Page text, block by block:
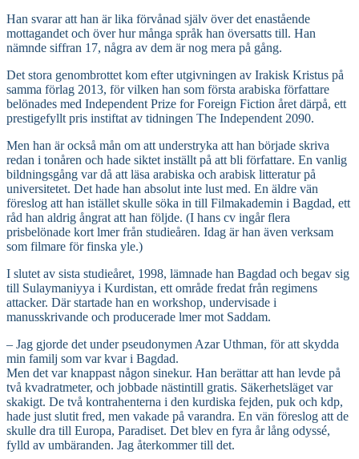
Han svarar att han är lika förvånad själv över det enastående
mottagandet och över hur många språk han översatts till. Han
nämnde siffran 17, några av dem är nog mera på gång.
Det stora genombrottet kom efter utgivningen av Irakisk Kristus på
samma förlag 2013, för vilken han som första arabiska författare
belönades med Independent Prize for Foreign Fiction året därpå, ett
prestigefyllt pris instiftat av tidningen The Independent 2090.
Men han är också mån om att understryka att han började skriva
redan i tonåren och hade siktet inställt på att bli författare. En vanlig
bildningsgång var då att läsa arabiska och arabisk litteratur på
universitetet. Det hade han absolut inte lust med. En äldre vän
föreslog att han istället skulle söka in till Filmakademin i Bagdad, ett
råd han aldrig ångrat att han följde. (I hans cv ingår flera
prisbelönade kort lmer från studieåren. Idag är han även verksam
som filmare för finska yle.)
I slutet av sista studieåret, 1998, lämnade han Bagdad och begav sig
till Sulaymaniyya i Kurdistan, ett område fredat från regimens
attacker. Där startade han en workshop, undervisade i
manusskrivande och producerade lmer mot Saddam.
– Jag gjorde det under pseudonymen Azar Uthman, för att skydda
min familj som var kvar i Bagdad.
Men det var knappast någon sinekur. Han berättar att han levde på
två kvadratmeter, och jobbade nästintill gratis. Säkerhetsläget var
skakigt. De två kontrahenterna i den kurdiska fejden, puk och kdp,
hade just slutit fred, men vakade på varandra. En vän föreslog att de
skulle dra till Europa, Paradiset. Det blev en fyra år lång odyssé,
fylld av umbäranden. Jag återkommer till det.